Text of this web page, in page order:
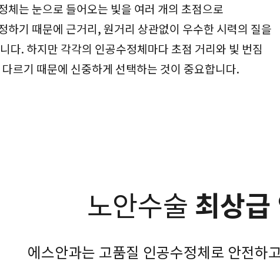
체는 눈으로 들어오는 빛을 여러 개의 초점으로
하기 때문에 근거리, 원거리 상관없이 우수한 시력의 질을
다. 하지만 각각의 인공수정체마다 초점 거리와 빛 번짐
르기 때문에 신중하게 선택하는 것이 중요합니다.
노안수술 최상
에스안과는 고품질 인공수정체로 안전하